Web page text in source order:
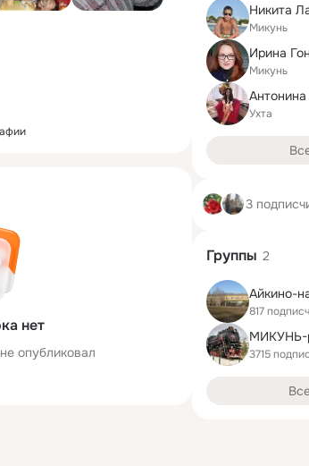
нет
опубликовал
Никита
Микунь
Ирина
Микунь
Ухта
3
Группы 2
Айкино-
817
МИКУНЬ-
3715